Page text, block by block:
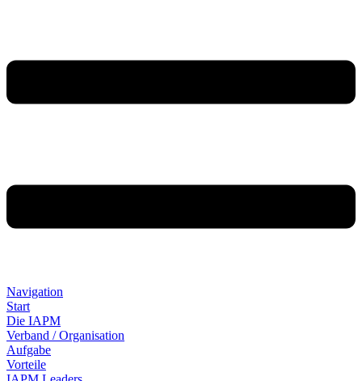
Navigation
Start
Die IAPM
Verband / Organisation
Aufgabe
Vorteile